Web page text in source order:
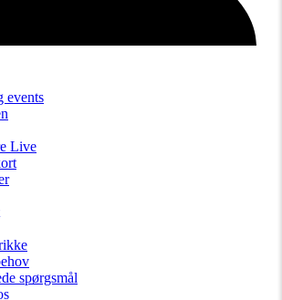
events
Live
spørgsmål